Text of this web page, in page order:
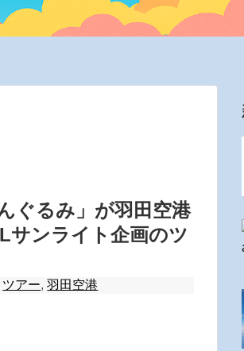
ぐるみ」が羽田空港
サンライト企画のツ
ツアー,羽田空港